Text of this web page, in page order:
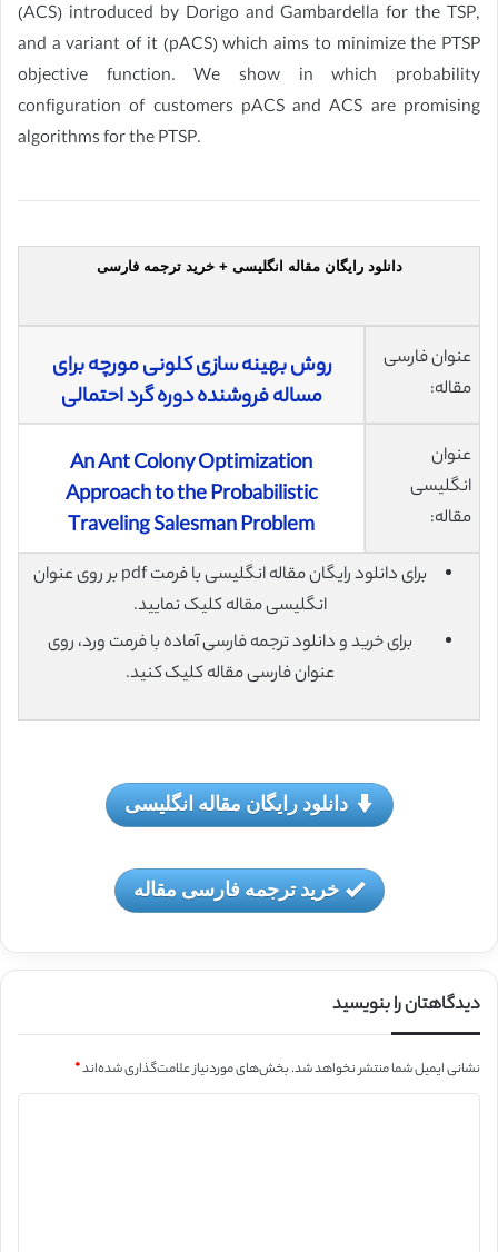
(ACS) introduced by Dorigo and Gambardella for the TSP,
and a variant of it (pACS) which aims to minimize the PTSP
objective function. We show in which probability
configuration of customers pACS and ACS are promising
algorithms for the PTSP.
دانلود رایگان مقاله انگلیسی + خرید ترجمه فارسی
عنوان فارسی
مقاله:
روش بهینه سازی کلونی مورچه برای
مساله فروشنده دوره گرد احتمالی
عنوان
انگلیسی
مقاله:
An Ant Colony Optimization
Approach to the Probabilistic
Traveling Salesman Problem
برای دانلود رایگان مقاله انگلیسی با فرمت pdf بر روی عنوان
انگلیسی مقاله کلیک نمایید.
برای خرید و دانلود ترجمه فارسی آماده با فرمت ورد، روی
عنوان فارسی مقاله کلیک کنید.
دانلود رایگان مقاله انگلیسی
خرید ترجمه فارسی مقاله
دیدگاهتان را بنویسید
نشانی ایمیل شما منتشر نخواهد شد.بخش‌های موردنیاز علامت‌گذاری شده‌اند*